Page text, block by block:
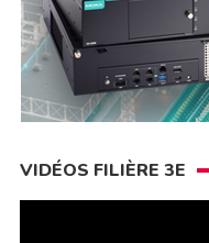
VIDÉOS FILIÈRE 3E